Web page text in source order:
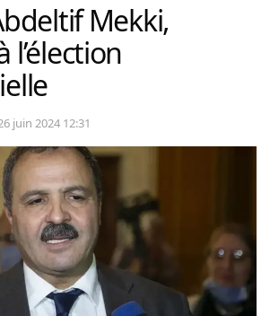
Mekki,
l’élection
juin 2024 12:31